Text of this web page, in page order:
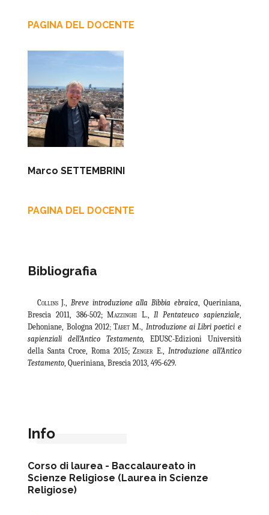
PAGINA DEL DOCENTE
Marco SETTEMBRINI
PAGINA DEL DOCENTE
Bibliografia
Collins J., Breve introduzione alla Bibbia ebraica, Queriniana,
Brescia 2011, 386-502;Mazzinghi L.,Il Pentateuco sapienziale,
Dehoniane, Bologna 2012; Tábet M., Introduzione ai Libri poetici e
sapienziali dell’Antico Testamento, EDUSC-Edizioni Università
della Santa Croce, Roma 2015;Zenger E., Introduzione all’Antico
Testamento, Queriniana, Brescia 2013, 495-629.
Info
Corso di laurea - Baccalaureato in
Scienze Religiose (Laurea in Scienze
Religiose)